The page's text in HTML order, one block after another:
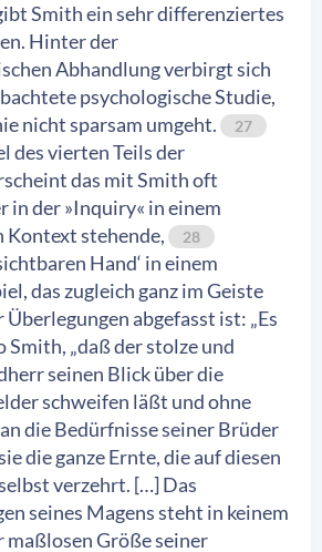
Smith ein sehr differenziertes
Hinter der
Abhandlung verbirgt sich
psychologische Studie,
nicht sparsam umgeht.
27
des vierten Teils der
das mit Smith oft
in der »Inquiry« in einem
Kontext stehende,
28
Hand‘ in einem
das zugleich ganz im Geiste
abgefasst ist: „Es
Smith, „daß der stolze und
seinen Blick über die
schweifen läßt und ohne
die Bedürfnisse seiner Brüder
die ganze Ernte, die auf diesen
verzehrt. […] Das
seines Magens steht in keinem
maßlosen Größe seiner